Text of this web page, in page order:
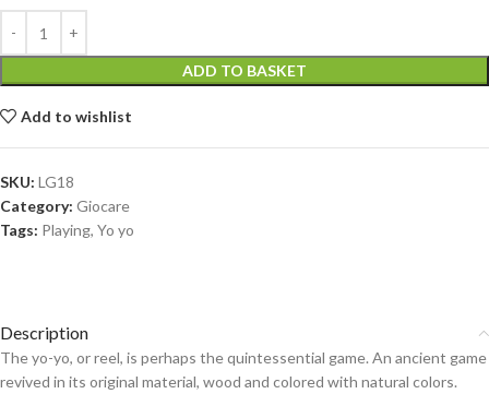
ADD TO BASKET
Add to wishlist
SKU: LG18
Category: Giocare
Tags: Playing, Yo yo
Description
The yo-yo, or reel, is perhaps the quintessential game. An ancient game
revived in its original material, wood and colored with natural colors.